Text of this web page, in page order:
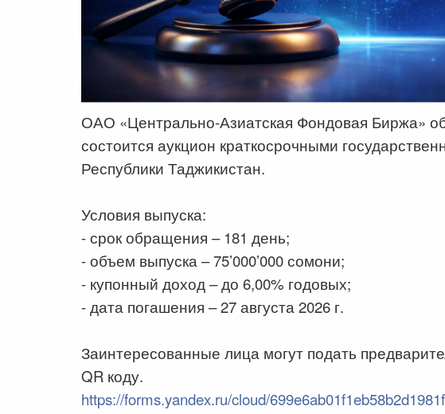
ОАО «Центрально-Азиатская Фондовая Биржа»
состоится аукцион краткосрочными
Республики Таджикистан.
Условия выпуска:
- срок обращения – 181 день;
- объем выпуска – 75’000’000 сомони;
- купонный доход – до 6,00% годовых;
- дата погашения – 27 августа 2026 г.
Заинтересованные лица могут подать
QR коду.
https://forms.yandex.ru/cloud/